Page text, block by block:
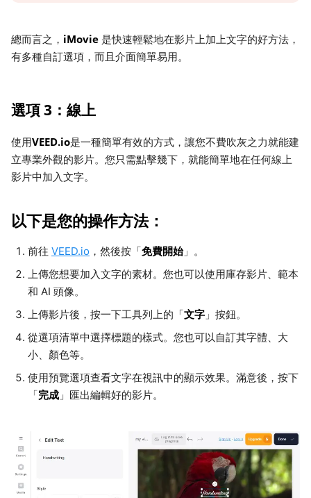
總而言之， iMovie 是快速輕鬆地在影片上加上文字的好方法，
有多種自訂選項，而且介面簡單易用。
選項 3：線上
使用VEED.io是一種簡單有效的方式，讓您不費吹灰之力就能建
立專業外觀的影片。您只需點擊幾下，就能簡單地在任何線上
影片中加入文字。
以下是您的操作方法：
前往 VEED.io ，然後按「免費開始 」。
上傳您想要加入文字的素材。您也可以使用庫存影片、範本
和 AI 頭像。
上傳影片後，按一下工具列上的「文字 」按鈕。
從選項清單中選擇標題的樣式。您也可以自訂其字體、大
小、顏色等。
使用預覽選項查看文字在視訊中的顯示效果。滿意後，按下
「完成 」匯出編輯好的影片。